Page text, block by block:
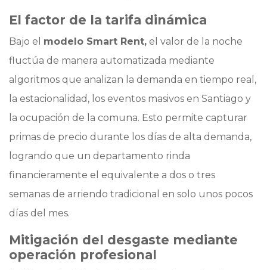
El factor de la tarifa dinámica
Bajo el modelo Smart Rent, el valor de la noche
fluctúa de manera automatizada mediante
algoritmos que analizan la demanda en tiempo real,
la estacionalidad, los eventos masivos en Santiago y
la ocupación de la comuna. Esto permite capturar
primas de precio durante los días de alta demanda,
logrando que un departamento rinda
financieramente el equivalente a dos o tres
semanas de arriendo tradicional en solo unos pocos
días del mes.
Mitigación del desgaste mediante
operación profesional